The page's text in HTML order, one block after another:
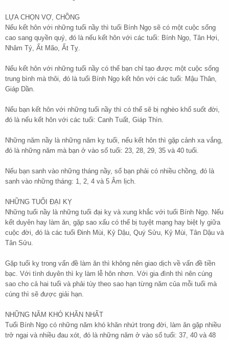
LỰA CHỌN VỢ, CHỒNG
Nếu kết hôn với những tuổi nầy thì tuổi Bính Ngọ sẽ có một cuộc sống
cao sang quyền quý, đó là nếu kết hôn với các tuổi: Bính Ngọ, Tân Hợi,
Nhâm Tý, Ất Mão, Ất Tỵ.
Nếu kết hôn với những tuổi nầy có thể bạn chỉ tạo được một cuộc sống
trung bình mà thôi, đó là tuổi Bính Ngọ kết hôn với các tuổi: Mậu Thân,
Giáp Dần.
Nếu bạn kết hôn với những tuổi nầy thì có thể sẽ bị nghèo khổ suốt đời,
đó là nếu kết hôn với các tuổi: Canh Tuất, Giáp Thìn.
Những năm nầy là những năm kỵ tuổi, nếu kết hôn thì gặp cảnh xa vắng,
đó là những năm mà bạn ở vào số tuổi: 23, 28, 29, 35 và 40 tuổi.
Nếu bạn sanh vào những tháng nầy, số bạn phải có nhiều chồng, đó là
sanh vào những tháng: 1, 2, 4 và 5 Âm lịch.
NHỮNG TUỔI ĐẠI KỴ
Những tuổi nầy là những tuổi đại kỵ và xung khắc với tuổi Bính Ngọ. Nếu
kết duyên hay làm ăn, gặp sao xấu có thể bị tuyệt mạng hay biệt ly giữa
cuộc đời, đó là các tuổi Đinh Mùi, Kỷ Dậu, Quý Sửu, Kỷ Mùi, Tân Dậu và
Tân Sửu.
Gặp tuổi kỵ trong vấn đề làm ăn thì không nên giao dịch về vấn đề tiền
bạc. Với tình duyên thì kỵ làm lễ hôn nhơn. Với gia đình thì nên cúng
sao cho cả hai tuổi và phải tùy theo sao hạn từng năm của mỗi tuổi mà
cúng thì sẽ được giải hạn.
NHỮNG NĂM KHÓ KHĂN NHẤT
Tuổi Bính Ngọ có những năm khó khăn nhứt trong đời, làm ăn gặp nhiều
trở ngại và nhiều đau xót, đó là những năm ở vào số tuổi: 37, 40 và 48